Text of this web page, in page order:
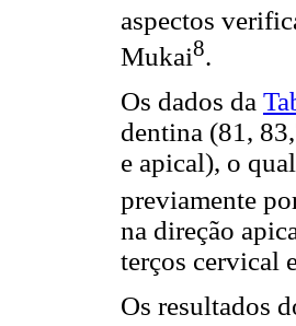
aspectos
Mukai8.
Os dados da
dentina (81,
e apical), o
previamente
na direção
terços cervical
Os resultados